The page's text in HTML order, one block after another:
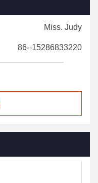
Miss. Judy
86--15286833220